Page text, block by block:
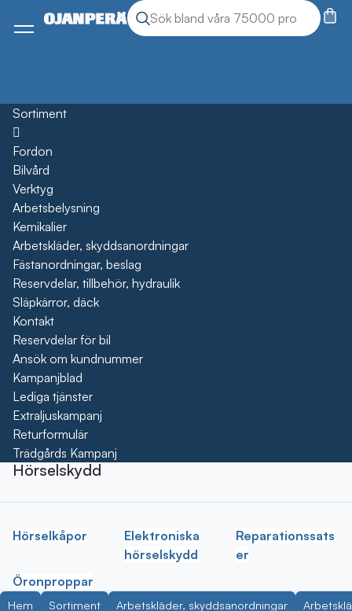
Sök produkter
Sök
Meny
Sortiment
Öppna
Fordon
Bilvård
Verktyg
Arbetsbelysning
Kemikalier
Arbetskläder, skyddsanordningar
Fästanordningar, beslag
Reservdelar, tillbehör, hydraulik
Släpkärror, däck
Kontakt
Reservdelar för bil
Ansök om kundnummer
Kampanjblad
Lediga tjänster
Extraljuskampanj
Returformulär
Trädgårds Kampanj
Hörselskydd
Hörselkåpor
Elektroniska
hörselskydd
Reparationssats
er
Öronproppar
Hem Sortiment Arbetskläder, skyddsanordningar